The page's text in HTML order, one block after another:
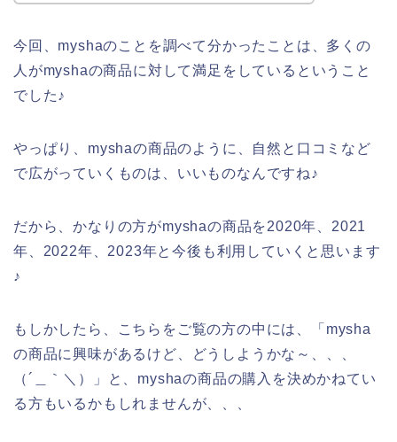
今回、myshaのことを調べて分かったことは、多くの
人がmyshaの商品に対して満足をしているということ
でした♪
やっぱり、myshaの商品のように、自然と口コミなど
で広がっていくものは、いいものなんですね♪
だから、かなりの方がmyshaの商品を2020年、2021
年、2022年、2023年と今後も利用していくと思います
♪
もしかしたら、こちらをご覧の方の中には、「mysha
の商品に興味があるけど、どうしようかな～、、、
（´＿｀＼）」と、myshaの商品の購入を決めかねてい
る方もいるかもしれませんが、、、